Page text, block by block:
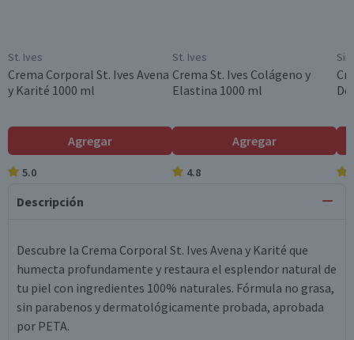
St. Ives
Crema Corporal St. Ives Avena
y Karité 1000 ml
Agregar
5.0
St. Ives
Crema St. Ives Colágeno y
Elastina 1000 ml
Agregar
4.8
Descripción
Descubre la Crema Corporal St. Ives Avena y Karité que
humecta profundamente y restaura el esplendor natural de
tu piel con ingredientes 100% naturales. Fórmula no grasa,
sin parabenos y dermatológicamente probada, aprobada
por PETA.